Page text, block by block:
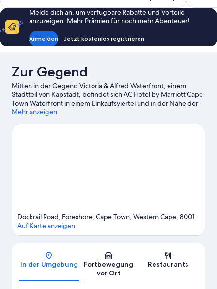
Melde dich an, um verfügbare Rabatte und Vorteile
anzuzeigen. Mehr Prämien für noch mehr Abenteuer!
Anmelden Jetzt kostenlos registrieren
Zur Gegend
Mitten in der Gegend Victoria & Alfred Waterfront, einem
Stadtteil von Kapstadt, befindet sich AC Hotel by Marriott Cape
Town Waterfront in einem Einkaufsviertel und in der Nähe der
Promenade. Long Street und Einkaufszentrum Canal Walk
Shoppen hast. Wer lieber die Natur der Region bewundern
Mehr anzeigen
Karte
Dockrail Road, Foreshore, Cape Town, Western Cape, 8001
Auf Karte anzeigen
In der Umgebung
Fortbewegung
vor Ort
Restaurants